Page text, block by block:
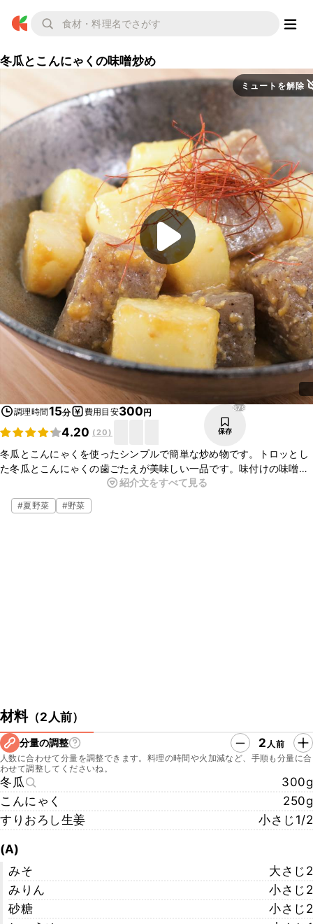
冬瓜とこんにゃくの味噌炒め
ミュートを解除
調理時間15分 費用目安300円
4.20 (20)
879
保存
冬瓜とこんにゃくを使ったシンプルで簡単な炒め物です。トロッとし
た冬瓜とこんにゃくの歯ごたえが美味しい一品です。味付けの味噌と
の相性も抜群でごはんのお供にもおつまみにもぴったりなので、ぜひ
作ってみてくださいね。
紹介文をすべて見る
#夏野菜 #野菜
材料（2人前）
分量の調整 2 人前
人数に合わせて分量を調整できます。料理の時間や火加減など、手順も分量に合
わせて調整してくださいね。
冬瓜
300g
こんにゃく
250g
すりおろし生姜
小さじ1/2
(A)
みそ
大さじ2
みりん
小さじ2
砂糖
小さじ2